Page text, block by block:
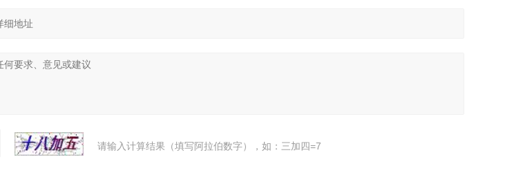
请输入计算结果（填写阿拉伯数字），如：三加四=7